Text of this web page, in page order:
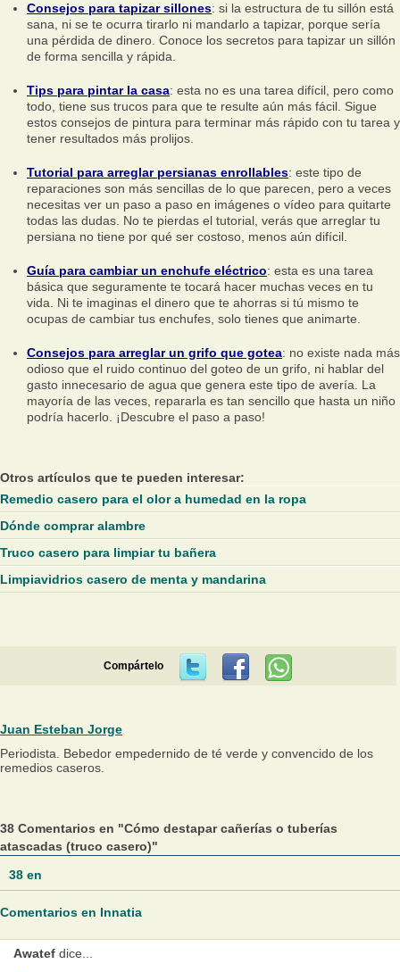
Consejos para tapizar sillones: si la estructura de tu sillón está
sana, ni se te ocurra tirarlo ni mandarlo a tapizar, porque sería
una pérdida de dinero. Conoce los secretos para tapizar un sillón
de forma sencilla y rápida.
Tips para pintar la casa: esta no es una tarea difícil, pero como
todo, tiene sus trucos para que te resulte aún más fácil. Sigue
estos consejos de pintura para terminar más rápido con tu tarea y
tener resultados más prolijos.
Tutorial para arreglar persianas enrollables: este tipo de
reparaciones son más sencillas de lo que parecen, pero a veces
necesitas ver un paso a paso en imágenes o vídeo para quitarte
todas las dudas. No te pierdas el tutorial, verás que arreglar tu
persiana no tiene por qué ser costoso, menos aún difícil.
Guía para cambiar un enchufe eléctrico: esta es una tarea
básica que seguramente te tocará hacer muchas veces en tu
vida. Ni te imaginas el dinero que te ahorras si tú mismo te
ocupas de cambiar tus enchufes, solo tienes que animarte.
Consejos para arreglar un grifo que gotea: no existe nada más
odioso que el ruido continuo del goteo de un grifo, ni hablar del
gasto innecesario de agua que genera este tipo de avería. La
mayoría de las veces, repararla es tan sencillo que hasta un niño
podría hacerlo. ¡Descubre el paso a paso!
Otros artículos que te pueden interesar:
Remedio casero para el olor a humedad en la ropa
Dónde comprar alambre
Truco casero para limpiar tu bañera
Limpiavidrios casero de menta y mandarina
Compártelo
Juan Esteban Jorge
Periodista. Bebedor empedernido de té verde y convencido de los
remedios caseros.
38 Comentarios en "Cómo destapar cañerías o tuberías
atascadas (truco casero)"
38en
Comentarios en Innatia
Awatef dice...